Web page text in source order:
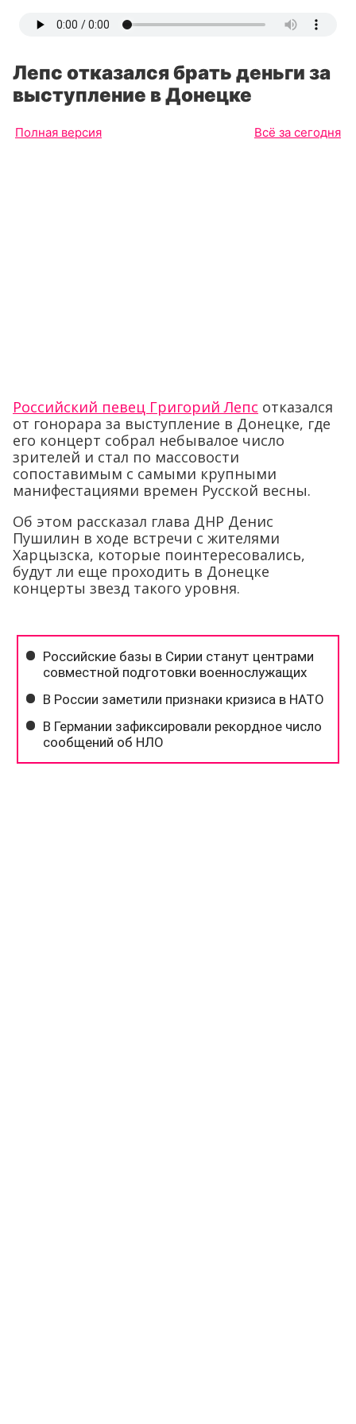
Лепс отказался брать деньги за
выступление в Донецке
Полная версия Всё за сегодня
Российский певец Григорий Лепс отказался
от гонорара за выступление в Донецке, где
его концерт собрал небывалое число
зрителей и стал по массовости
сопоставимым с самыми крупными
манифестациями времен Русской весны.
Об этом рассказал глава ДНР Денис
Пушилин в ходе встречи с жителями
Харцызска, которые поинтересовались,
будут ли еще проходить в Донецке
концерты звезд такого уровня.